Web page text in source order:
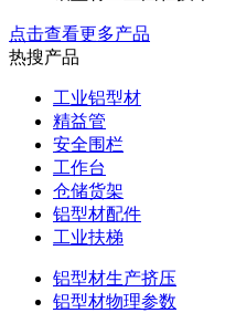
点击查看更多产品
热搜产品
工业铝型材
精益管
安全围栏
工作台
仓储货架
铝型材配件
工业扶梯
铝型材生产挤压
铝型材物理参数